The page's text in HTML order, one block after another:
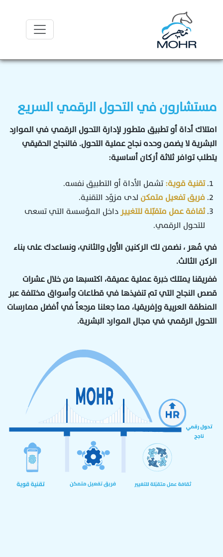
مستشارون في التحول الرقمي السريع
امتلاك أداة أو تطبيق متطور لإدارة التحول الرقمي في الموارد
البشرية لا يضمن وحده نجاح عملية التحول. فالنجاح الحقيقي
يتطلب توافر ثلاثة أركان أساسية:
تقنية قوية:تشمل الأداة أو التطبيق نفسه.
فريق تفعيل متمكن لدى مزوّد التقنية.
ثقافة عمل متقبّلة للتغيير داخل المؤسسة التي تسعى
للتحول الرقمي.
في مُهر ، نضمن لك الركنين الأول والثاني، ونساعدك على بناء
الركن الثالث.
ففريقنا يمتلك خبرة عملية عميقة، اكتسبها من خلال عشرات
قصص النجاح التي تم تنفيذها في قطاعات وأسواق مختلفة عبر
المنطقة العربية وإفريقيا، مما جعلنا مرجعاً في أفضل ممارسات
التحول الرقمي في مجال الموارد البشرية.